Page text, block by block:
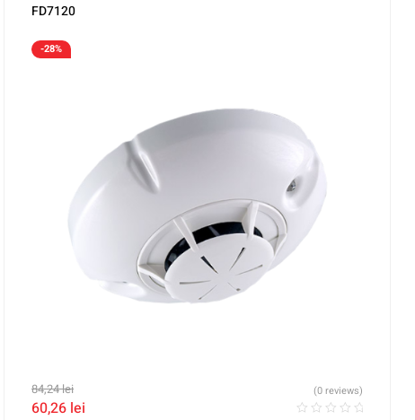
FD7120
-28%
84,24lei
60,26 lei
(0 reviews)